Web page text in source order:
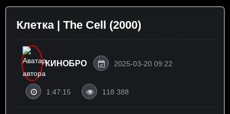
Клетка | The Cell (2000)
КИНОБРО 2025-03-20 09:22
1:47:15 118 388